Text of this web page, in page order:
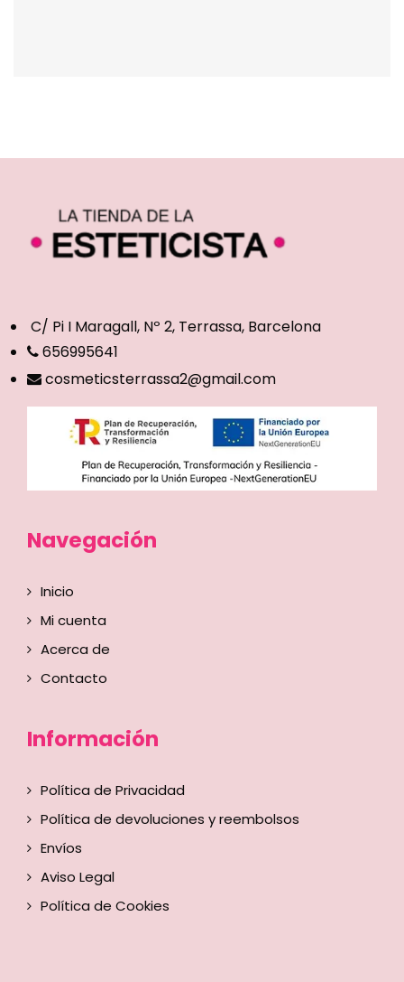
C/ Pi I Maragall, Nº 2, Terrassa, Barcelona
656995641
cosmeticsterrassa2@gmail.com
Navegación
Inicio
Mi cuenta
Acerca de
Contacto
Información
Política de Privacidad
Política de devoluciones y reembolsos
Envíos
Aviso Legal
Política de Cookies